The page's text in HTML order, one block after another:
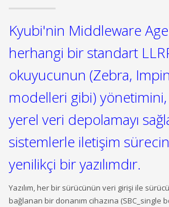
Kyubi'nin Middleware
herhangi bir standart
okuyucunun (Zebra,
modelleri gibi)
yerel veri depolamayı
sistemlerle iletişim
yenilikçi bir yazılımdır.
Yazılım, her bir sürücünün veri girişi ile
bağlanan bir donanım cihazına (SBC_single